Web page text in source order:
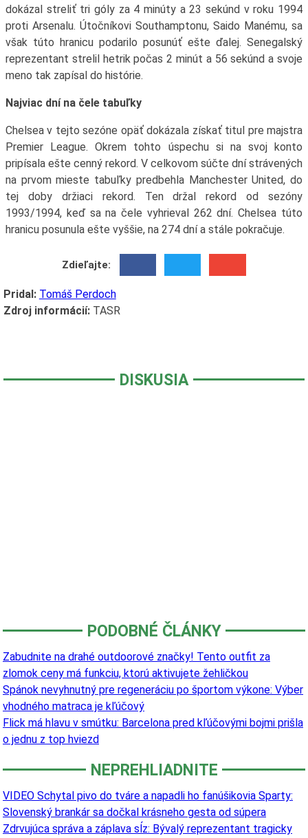
dokázal streliť tri góly za 4 minúty a 23 sekúnd v roku 1994
proti Arsenalu. Útočníkovi Southamptonu, Saido Manému, sa
však túto hranicu podarilo posunúť ešte ďalej. Senegalský
reprezentant strelil hetrik počas 2 minút a 56 sekúnd a svoje
meno tak zapísal do histórie.
Najviac dní na čele tabuľky
Chelsea v tejto sezóne opäť dokázala získať titul pre majstra
Premier League. Okrem tohto úspechu si na svoj konto
pripísala ešte cenný rekord. V celkovom súčte dní strávených
na prvom mieste tabuľky predbehla Manchester United, do
tej doby držiaci rekord. Ten držal rekord od sezóny
1993/1994, keď sa na čele vyhrieval 262 dní. Chelsea túto
hranicu posunula ešte vyššie, na 274 dní a stále pokračuje.
Zdieľajte:
Pridal: Tomáš Perdoch
Zdroj informácií:TASR
DISKUSIA
PODOBNÉ ČLÁNKY
Zabudnite na drahé outdoorové značky! Tento outfit za
zlomok ceny má funkciu, ktorú aktivujete žehličkou
Spánok nevyhnutný pre regeneráciu po športom výkone: Výber
vhodného matraca je kľúčový
Flick má hlavu v smútku: Barcelona pred kľúčovými bojmi prišla
o jednu z top hviezd
NEPREHLIADNITE
VIDEO Schytal pivo do tváre a napadli ho fanúšikovia Sparty:
Slovenský brankár sa dočkal krásneho gesta od súpera
Zdrvujúca správa a záplava sĺz: Bývalý reprezentant tragicky